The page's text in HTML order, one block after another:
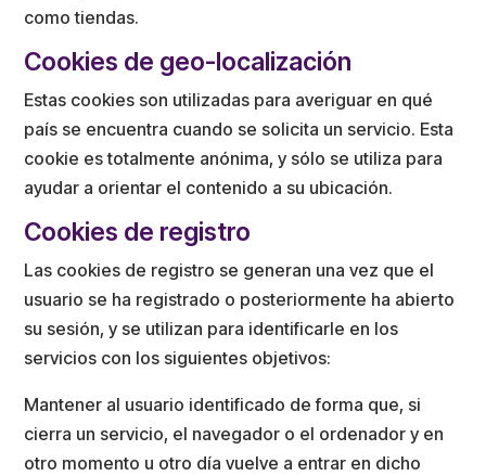
como tiendas.
Cookies de geo-localización
Estas cookies son utilizadas para averiguar en qué
país se encuentra cuando se solicita un servicio. Esta
cookie es totalmente anónima, y sólo se utiliza para
ayudar a orientar el contenido a su ubicación.
Cookies de registro
Las cookies de registro se generan una vez que el
usuario se ha registrado o posteriormente ha abierto
su sesión, y se utilizan para identificarle en los
servicios con los siguientes objetivos:
Mantener al usuario identificado de forma que, si
cierra un servicio, el navegador o el ordenador y en
otro momento u otro día vuelve a entrar en dicho